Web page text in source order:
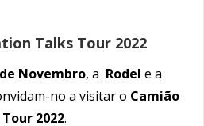
Talks Tour 2022
Novembro, a Rodel e a
no a visitar o Camião
2022.